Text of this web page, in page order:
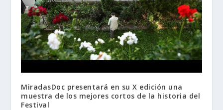
MiradasDoc presentará en su X edición una
muestra de los mejores cortos de la historia del
Festival